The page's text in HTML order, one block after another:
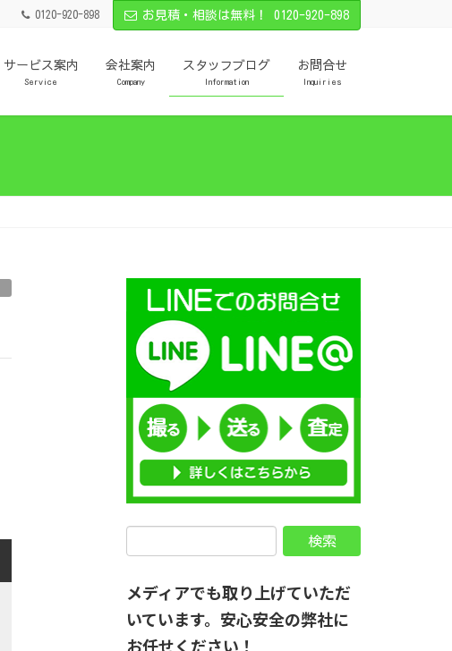
0120-920-898 お見積・相談は無料！ 0120-920-898
サービス案内
Service
会社案内
Company
スタッフブログ
Information
お問合せ
Inquiries
メディアでも取り上げていただ
いています。安心安全の弊社に
お任せください！